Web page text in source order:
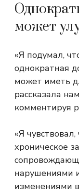
может
«Я подумал,
однократная
может иметь
рассказала
комментируя
«Я
хроническое
нарушениями
изменениями